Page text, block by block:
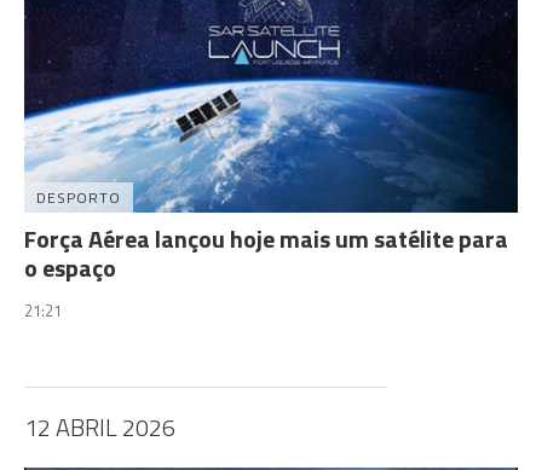
DESPORTO
Força Aérea lançou hoje mais um satélite para
o espaço
21:21
12 ABRIL 2026